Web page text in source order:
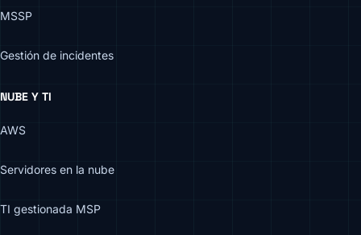
MSSP
Gestión de incidentes
NUBE Y TI
AWS
Servidores en la nube
TI gestionada MSP